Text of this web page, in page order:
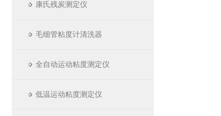
康氏残炭测定仪
毛细管粘度计清洗器
全自动运动粘度测定仪
低温运动粘度测定仪